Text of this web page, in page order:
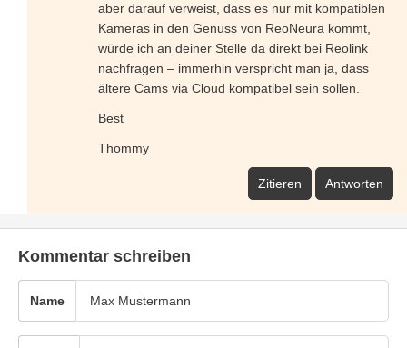
aber darauf verweist, dass es nur mit kompatiblen
Kameras in den Genuss von ReoNeura kommt,
würde ich an deiner Stelle da direkt bei Reolink
nachfragen – immerhin verspricht man ja, dass
ältere Cams via Cloud kompatibel sein sollen.
Best
Thommy
Zitieren Antworten
Kommentar schreiben
Name